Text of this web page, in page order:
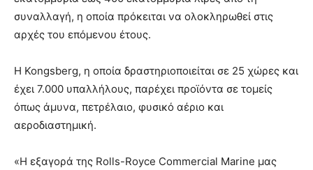
συναλλαγή, η οποία πρόκειται να ολοκληρωθεί στις
αρχές του επόμενου έτους.
Η Kongsberg, η οποία δραστηριοποιείται σε 25 χώρες και
έχει 7.000 υπαλλήλους, παρέχει προϊόντα σε τομείς
όπως άμυνα, πετρέλαιο, φυσικό αέριο και
αεροδιαστημική.
«Η εξαγορά της Rolls-Royce Commercial Marine μας